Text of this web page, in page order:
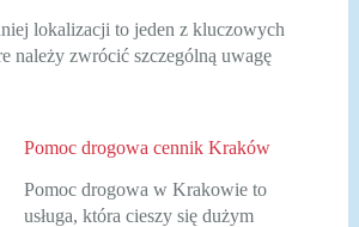
lokalizacji to jeden z kluczowych
należy zwrócić szczególną uwagę
Pomoc drogowa cennik Kraków
Pomoc drogowa w Krakowie to
usługa, która cieszy się dużym